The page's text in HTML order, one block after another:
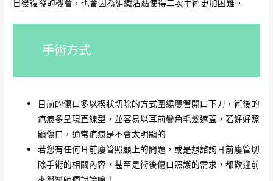
日後復發的機會，也會因為組織沾黏使得二次手術更加困難。
手術方式
目前的傷口多以楔狀切除的方式圍繞廔管開口下刀，術後的
疤痕多呈現直線型，並容易以耳前鬢角毛髮遮蓋，若好好照
顧傷口，通常疤痕是不會太明顯的
若您有任何耳前廔管照顧上的問題，或是想諮詢耳前廔管切
除手術的相關內容，甚至是術後傷口照護的需求，都歡迎前